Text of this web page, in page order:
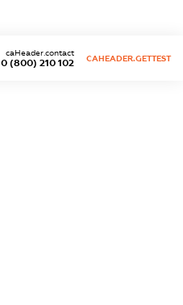
0 (800) 210 102
caHeader.contact
CAHEADER.GETTEST